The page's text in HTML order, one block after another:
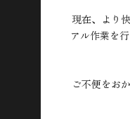
現在、より
アル作業を
ご不便をお